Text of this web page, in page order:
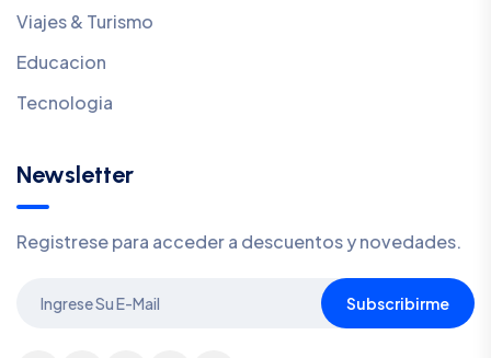
Viajes & Turismo
Educacion
Tecnologia
Newsletter
Registrese para acceder a descuentos y novedades.
Subscribirme